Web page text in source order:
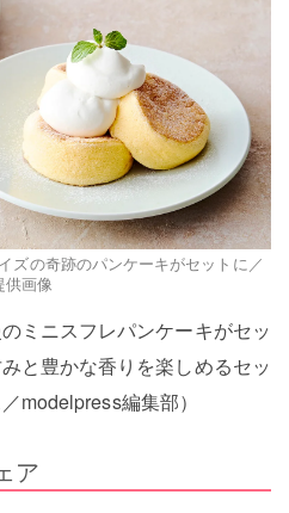
ズの奇跡のパンケーキがセットに／
供画像
ミニスフレパンケーキがセッ
と豊かな香りを楽しめるセッ
modelpress編集部）
ア